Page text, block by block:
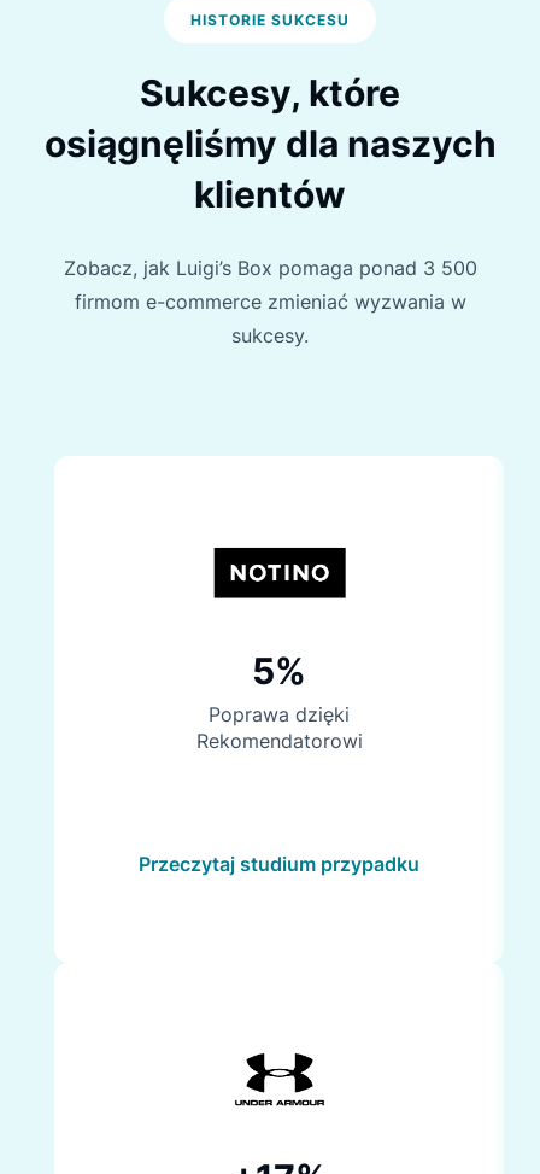
HISTORIE SUKCESU
Sukcesy, które
osiągnęliśmy dla naszych
klientów
Zobacz, jak Luigi’s Box pomaga ponad 3 500
firmom e-commerce zmieniać wyzwania w
sukcesy.
5%
Poprawa dzięki
Rekomendatorowi
Przeczytaj studium przypadku